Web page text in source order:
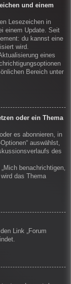
und einem
Lesezeichen in
einem Update. Seit
du kannst eine
wird.
eines
Bereich unter
oder ein Thema
es abonnieren, in
auswählst,
des
benachrichtigen,
das Thema
Link „Forum